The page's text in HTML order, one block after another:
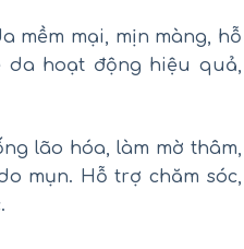
mềm mại, mịn màng, hỗ
hoạt động hiệu quả,
lão hóa, làm mờ thâm,
mụn. Hỗ trợ chăm sóc,